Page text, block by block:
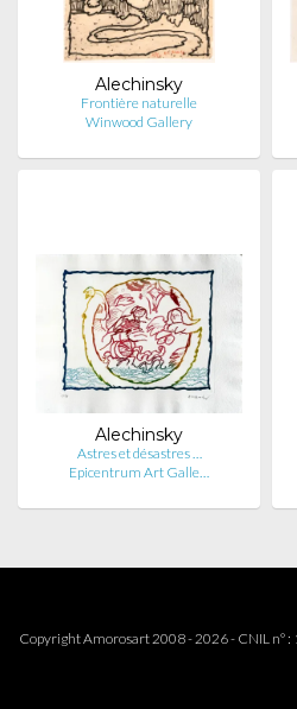
Alechinsky
Frontière naturelle
Winwood Gallery
Alechinsky
Astres et désastres …
Epicentrum Art Galle…
Copyright Amorosart 2008 - 2026 - CNIL n°